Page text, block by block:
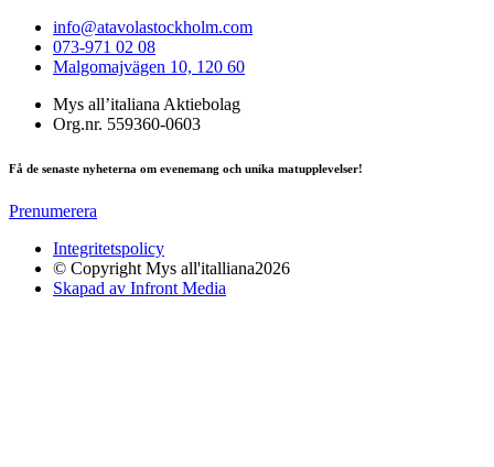
info@atavolastockholm.com
073-971 02 08
Malgomajvägen 10, 120 60
Mys all’italiana Aktiebolag
Org.nr. 559360-0603
Få de senaste nyheterna om evenemang och unika matupplevelser!
Prenumerera
Integritetspolicy
© Copyright Mys all'italliana2026
Skapad av Infront Media